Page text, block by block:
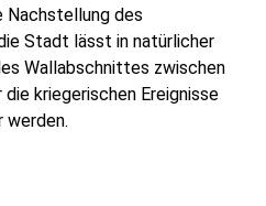
Nachstellung des
Stadt lässt in natürlicher
Wallabschnittes zwischen
kriegerischen Ereignisse
werden.